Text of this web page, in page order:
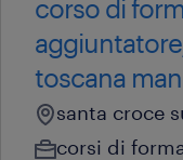
corso di
toscana
santa croce
corsi di